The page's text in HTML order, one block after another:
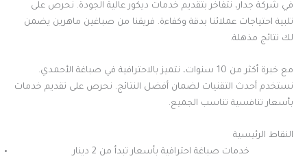
في شركة جدار، نتفاخر بتقديم خدمات ديكور عالية الجودة. نحرص على
تلبية احتياجات عملائنا بدقة وكفاءة. فريقنا من صباغين ماهرين يضمن
لك نتائج مذهلة.
مع خبرة أكثر من 10 سنوات، نتميز بالاحترافية في صباغة الأحمدي.
نستخدم أحدث التقنيات لضمان أفضل النتائج. نحرص على تقديم خدمات
بأسعار تنافسية تناسب الجميع.
النقاط الرئيسية
خدمات صباغة احترافية بأسعار تبدأ من 2 دينار